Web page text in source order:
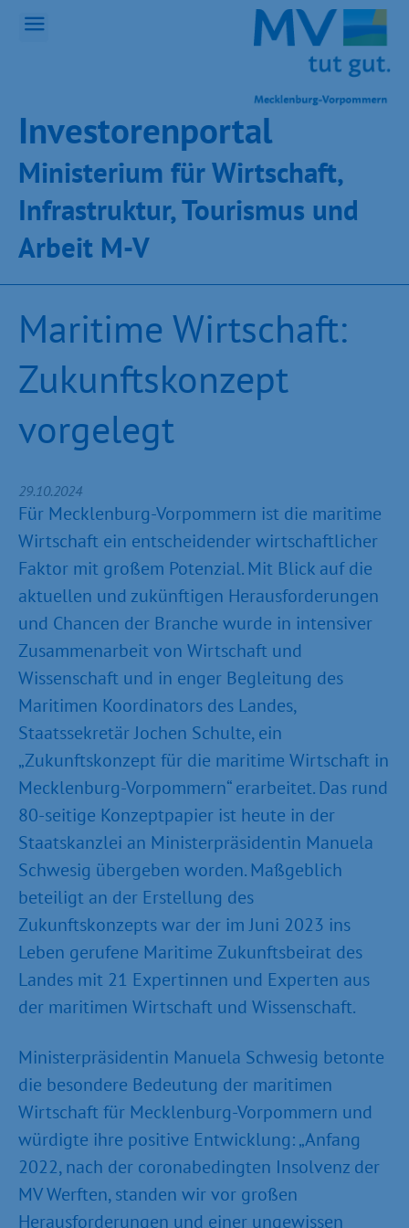
Inves­toren­por­tal
Ministeri­um für Wirt­schaft,
Infra­struk­tur, Tou­ris­mus und
Ar­beit M-V
Maritime Wirtschaft:
Zukunftskonzept
vorgelegt
29.10.2024
Für Mecklenburg-Vorpommern ist die maritime
Wirtschaft ein entscheidender wirtschaftlicher
Faktor mit großem Potenzial. Mit Blick auf die
aktuellen und zukünftigen Herausforderungen
und Chancen der Branche wurde in intensiver
Zusammenarbeit von Wirtschaft und
Wissenschaft und in enger Begleitung des
Maritimen Koordinators des Landes,
Staatssekretär Jochen Schulte, ein
„Zukunftskonzept für die maritime Wirtschaft in
Mecklenburg-Vorpommern“ erarbeitet. Das rund
80-seitige Konzeptpapier ist heute in der
Staatskanzlei an Ministerpräsidentin Manuela
Schwesig übergeben worden. Maßgeblich
beteiligt an der Erstellung des
Zukunftskonzepts war der im Juni 2023 ins
Leben gerufene Maritime Zukunftsbeirat des
Landes mit 21 Expertinnen und Experten aus
der maritimen Wirtschaft und Wissenschaft.
Ministerpräsidentin Manuela Schwesig betonte
die besondere Bedeutung der maritimen
Wirtschaft für Mecklenburg-Vorpommern und
würdigte ihre positive Entwicklung: „Anfang
2022, nach der coronabedingten Insolvenz der
MV Werften, standen wir vor großen
Herausforderungen und einer ungewissen